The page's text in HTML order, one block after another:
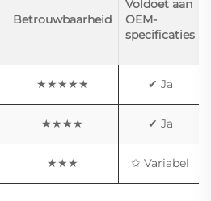
Betrouwbaarheid
Voldoet aan
OEM-
specificaties
★★★★★ ✔ Ja
★★★★ ✔ Ja
★★★ ✩ Variabel